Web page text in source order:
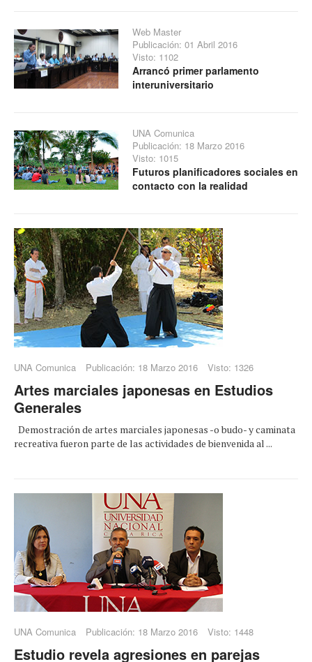
Web Master
Publicación: 01 Abril 2016
Visto: 1102
Arrancó primer parlamento
interuniversitario
UNA Comunica
Publicación: 18 Marzo 2016
Visto: 1015
Futuros planificadores sociales en
contacto con la realidad
UNA Comunica Publicación: 18 Marzo 2016 Visto: 1326
Artes marciales japonesas en Estudios
Generales
Demostración de artes marciales japonesas -o budo- y caminata
recreativa fueron parte de las actividades de bienvenida al ...
UNA Comunica Publicación: 18 Marzo 2016 Visto: 1448
Estudio revela agresiones en parejas